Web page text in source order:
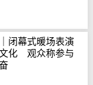
闭幕式暖场表演
化 观众称参与